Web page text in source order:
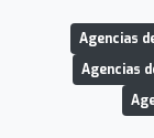
Agencias
Agencias